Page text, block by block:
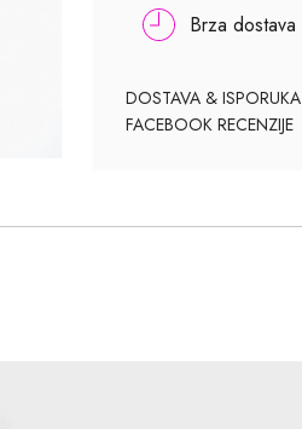
Brza dostava
DOSTAVA & ISPORUKA
FACEBOOK RECENZIJE